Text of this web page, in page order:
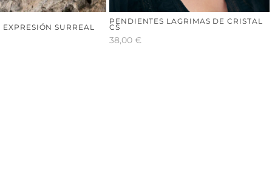
SURREAL
PENDIENTES LAGRIMAS DE CRISTAL
CS
38,00 €